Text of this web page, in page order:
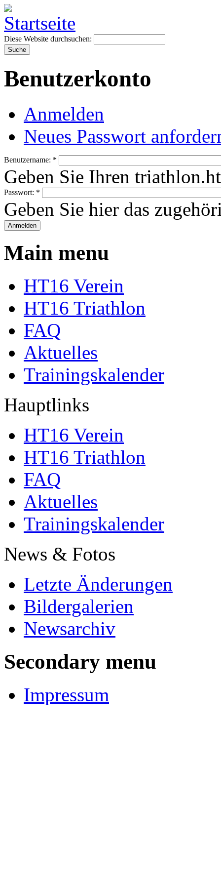
Diese Website durchsuchen:
Benutzerkonto
Anmelden
Neues Passwort
Benutzername: *
Geben Sie Ihren
Passwort: *
Geben Sie hier das
Main menu
HT16 Verein
HT16 Triathlon
FAQ
Aktuelles
Trainingskalender
Hauptlinks
HT16 Verein
HT16 Triathlon
FAQ
Aktuelles
Trainingskalender
News & Fotos
Letzte Änderungen
Bildergalerien
Newsarchiv
Secondary menu
Impressum